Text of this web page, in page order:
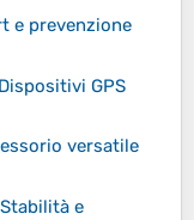
e prevenzione
Dispositivi GPS
versatile
Stabilità e